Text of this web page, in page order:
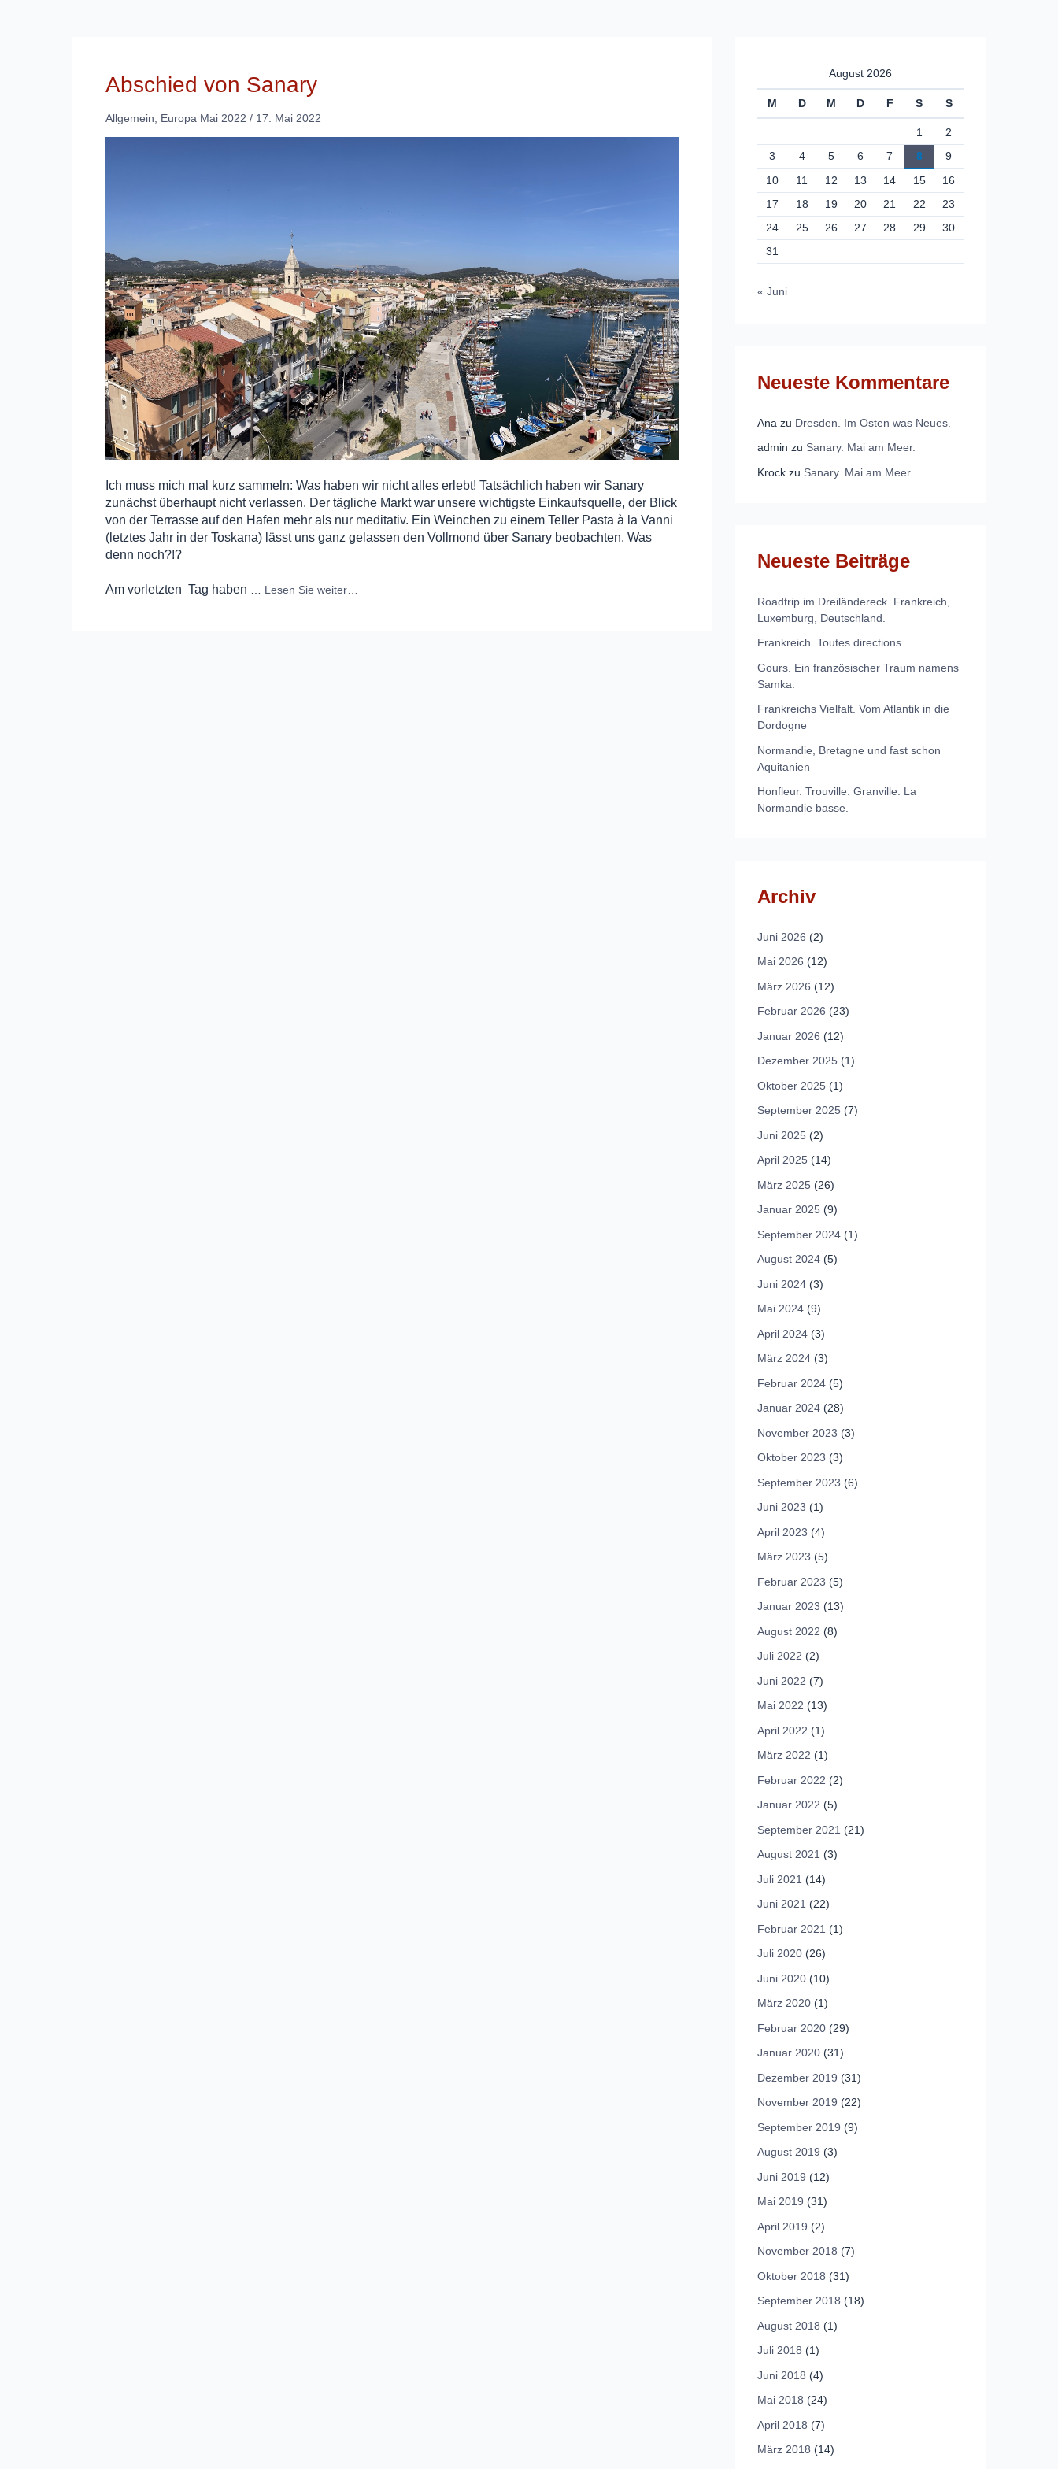
Abschied von Sanary
Allgemein Europa Mai 2022 / 17. Mai 2022
Ich muss mich mal kurz sammeln: Was haben wir nicht alles erlebt! Tatsächlich haben wir Sanary
zunächst überhaupt nicht verlassen. Der tägliche Markt war unsere wichtigste Einkaufsquelle, der Blick
von der Terrasse auf den Hafen mehr als nur meditativ. Ein Weinchen zu einem Teller Pasta à la Vanni
(letztes Jahr in der Toskana) lässt uns ganz gelassen den Vollmond über Sanary beobachten. Was
denn noch?!?
Am vorletzten Tag haben … Lesen Sie weiter…
August 2026
M D M D F S S
1
2
3
4 5 6 7 8
9
10
11 12 13 14 15
16
17
18 19 20 21 22
23
24
25 26 27 28 29
30
31
« Juni
Neueste Kommentare
Ana zu Dresden. Im Osten was Neues.
admin zu Sanary. Mai am Meer.
Krock zu Sanary. Mai am Meer.
Neueste Beiträge
Roadtrip im Dreiländereck. Frankreich,
Luxemburg, Deutschland.
Frankreich. Toutes directions.
Gours. Ein französischer Traum namens
Samka.
Frankreichs Vielfalt. Vom Atlantik in die
Dordogne
Normandie, Bretagne und fast schon
Aquitanien
Honfleur. Trouville. Granville. La
Normandie basse.
Archiv
Juni 2026 (2)
Mai 2026 (12)
März 2026 (12)
Februar 2026 (23)
Januar 2026 (12)
Dezember 2025 (1)
Oktober 2025 (1)
September 2025 (7)
Juni 2025 (2)
April 2025 (14)
März 2025 (26)
Januar 2025 (9)
September 2024 (1)
August 2024 (5)
Juni 2024 (3)
Mai 2024 (9)
April 2024 (3)
März 2024 (3)
Februar 2024 (5)
Januar 2024 (28)
November 2023 (3)
Oktober 2023 (3)
September 2023 (6)
Juni 2023 (1)
April 2023 (4)
März 2023 (5)
Februar 2023 (5)
Januar 2023 (13)
August 2022 (8)
Juli 2022 (2)
Juni 2022 (7)
Mai 2022 (13)
April 2022 (1)
März 2022 (1)
Februar 2022 (2)
Januar 2022 (5)
September 2021 (21)
August 2021 (3)
Juli 2021 (14)
Juni 2021 (22)
Februar 2021 (1)
Juli 2020 (26)
Juni 2020 (10)
März 2020 (1)
Februar 2020 (29)
Januar 2020 (31)
Dezember 2019 (31)
November 2019 (22)
September 2019 (9)
August 2019 (3)
Juni 2019 (12)
Mai 2019 (31)
April 2019 (2)
November 2018 (7)
Oktober 2018 (31)
September 2018 (18)
August 2018 (1)
Juli 2018 (1)
Juni 2018 (4)
Mai 2018 (24)
April 2018 (7)
März 2018 (14)